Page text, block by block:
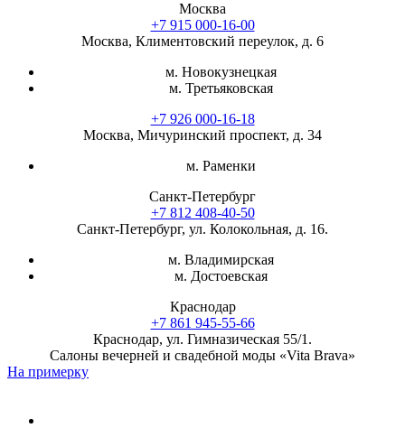
Москва
+7 915 000-16-00
Москва, Климентовский переулок, д. 6
м. Новокузнецкая
м. Третьяковская
+7 926 000-16-18
Москва, Мичуринский проспект, д. 34
м. Раменки
Санкт-Петербург
+7 812 408-40-50
Санкт-Петербург, ул. Колокольная, д. 16.
м. Владимирская
м. Достоевская
Краснодар
+7 861 945-55-66
Краснодар, ул. Гимназическая 55/1.
Салоны вечерней и свадебной моды «Vita Brava»
На примерку